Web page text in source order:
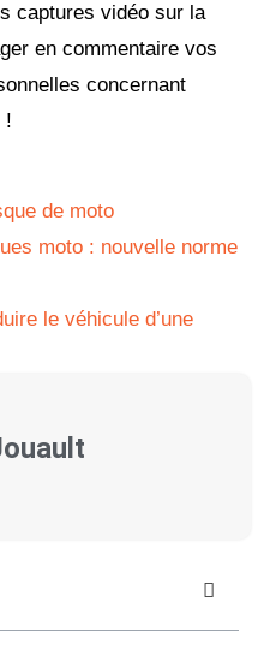
captures vidéo sur la
en commentaire vos
concernant
!
de moto
moto : nouvelle norme
le véhicule d’une